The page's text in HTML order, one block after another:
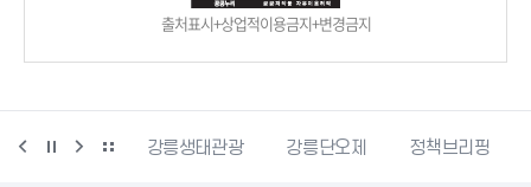
출처표시+상업적이용금지+변경금지
동물사랑센터 강릉생태관광 강릉단오제 정책브리핑